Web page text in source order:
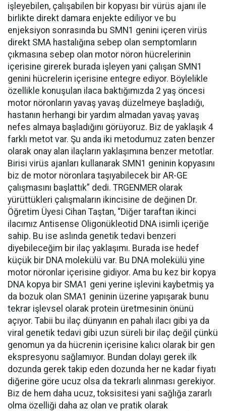
işleyebilen, çalışabilen bir kopyası bir vürüs ajanı ile
birlikte direkt damara enjekte ediliyor ve bu
enjeksiyon sonrasında bu SMN1 genini içeren virüs
direkt SMA hastalığına sebep olan semptomların
çıkmasına sebep olan motor nöron hücrelerinin
içerisine girerek burada işleyen yani çalışan SMN1
genini hücrelerin içerisine entegre ediyor. Böylelikle
özellikle konuşulan ilaca baktığımızda 2 yaş öncesi
motor nöronların yavaş yavaş düzelmeye başladığı,
hastanın herhangi bir yardım almadan yavaş yavaş
nefes almaya başladığını görüyoruz. Biz de yaklaşık 4
farklı metot var. Şu anda iki metodumuz zaten benzer
olarak onay alan ilaçların yaklaşımına benzer metotlar.
Birisi virüs ajanları kullanarak SMN1 geninin kopyasını
biz de motor nöronlara taşıyabilecek bir AR-GE
çalışmasını başlattık” dedi. TRGENMER olarak
yürüttükleri çalışmaların ikincisine de değinen Dr.
Öğretim Üyesi Cihan Taştan, “Diğer taraftan ikinci
ilacımız Antisense Oligonükleotid DNA isimli içeriğe
sahip. Bu ise aslında genetik tedavi benzeri
diyebileceğim bir ilaç yaklaşımı. Burada ise hedef
küçük bir DNA molekülü var. Bu DNA molekülü yine
motor nöronlar içerisine gidiyor. Ama bu kez bir kopya
DNA kopya bir SMA1 geni yerine işlevini kaybetmiş ya
da bozuk olan SMA1 geninin üzerine yapışarak bunu
tekrar işlevsel olarak protein üretmesinin önünü
açıyor. Tabii bu ilaç dünyanın en pahalı ilacı gibi ya da
viral genetik tedavi gibi uzun süreli bir ilaç değil çünkü
genomun ya da hücrenin içerisine kalıcı olarak bir gen
ekspresyonu sağlamıyor. Bundan dolayı gerek ilk
dozunda gerek takip eden dozunda her ne kadar fiyatı
diğerine göre ucuz olsa da tekrarlı alınması gerekiyor.
Biz de hem daha ucuz, toksisitesi yani sağlığa zararlı
olma özelliği daha az olan ve pratik olarak